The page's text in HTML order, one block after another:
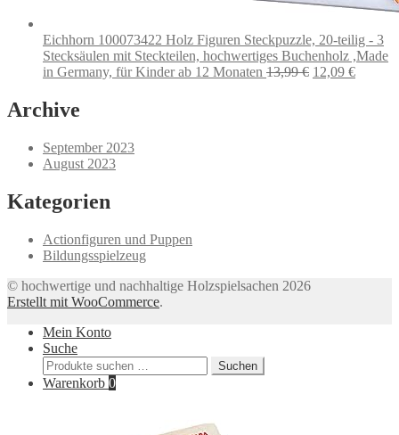
Eichhorn 100073422 Holz Figuren Steckpuzzle, 20-teilig - 3
Stecksäulen mit Steckteilen, hochwertiges Buchenholz ,Made
in Germany, für Kinder ab 12 Monaten 13,99€ Ursprünglicher
12,09 €
Archive
September 2023
August 2023
Kategorien
Actionfiguren und Puppen
Bildungsspielzeug
© hochwertige und nachhaltige Holzspielsachen 2026
Erstellt mit WooCommerce.
Mein Konto
Suche
Suchen
nach:
Suchen
Warenkorb 0